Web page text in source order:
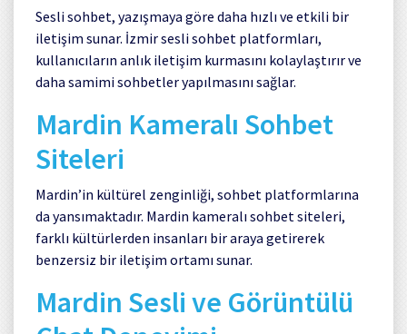
Sesli sohbet, yazışmaya göre daha hızlı ve etkili bir
iletişim sunar. İzmir sesli sohbet platformları,
kullanıcıların anlık iletişim kurmasını kolaylaştırır ve
daha samimi sohbetler yapılmasını sağlar.
Mardin Kameralı Sohbet
Siteleri
Mardin’in kültürel zenginliği, sohbet platformlarına
da yansımaktadır. Mardin kameralı sohbet siteleri,
farklı kültürlerden insanları bir araya getirerek
benzersiz bir iletişim ortamı sunar.
Mardin Sesli ve Görüntülü